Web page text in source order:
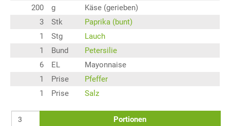
200
g
Käse (gerieben)
3
Stk
Paprika (bunt)
1
Stg
Lauch
1
Bund
Petersilie
6
EL
Mayonnaise
1
Prise
Pfeffer
1
Prise Salz
Portionen